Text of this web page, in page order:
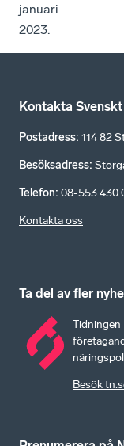
januari
2023.
Kontakta
Postadress: 114 82
Besöksadress:
Telefon: 08-553 430
Kontakta oss
Ta del av fler
Tidningen
Besök